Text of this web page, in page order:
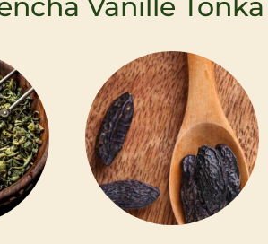
Vanille Tonka